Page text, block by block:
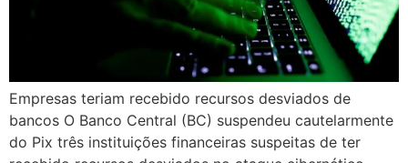
Empresas teriam recebido recursos desviados de
bancos O Banco Central (BC) suspendeu cautelarmente
do Pix três instituições financeiras suspeitas de ter